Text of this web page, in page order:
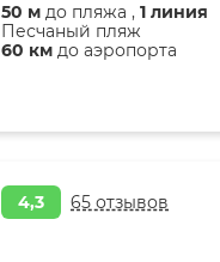
50 м до пляжа , 1 линия
Песчаный пляж
60 км до аэропорта
4,3 65 отзывов